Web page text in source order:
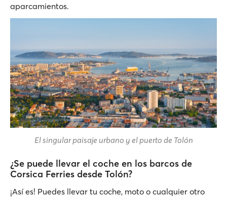
aparcamientos.
El singular paisaje urbano y el puerto de Tolón
¿Se puede llevar el coche en los barcos de
Corsica Ferries desde Tolón?
¡Así es! Puedes llevar tu coche, moto o cualquier otro